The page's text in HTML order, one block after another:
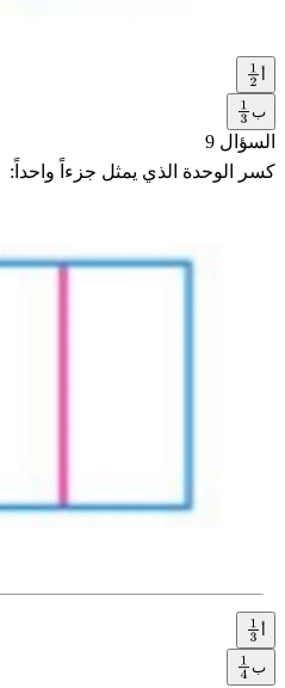
1
2
ب1
3
السؤال 9
كسر الوحدة الذي يمثل جزءاً واحداً:
1
3
ب1